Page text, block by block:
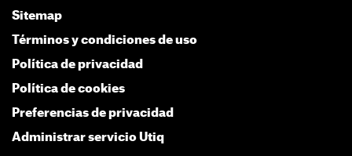
Sitemap
Términos y condiciones de uso
Política de privacidad
Política de cookies
Preferencias de privacidad
Administrar servicio Utiq